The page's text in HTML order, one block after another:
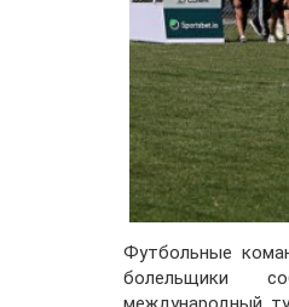
Футбольные
болельщики